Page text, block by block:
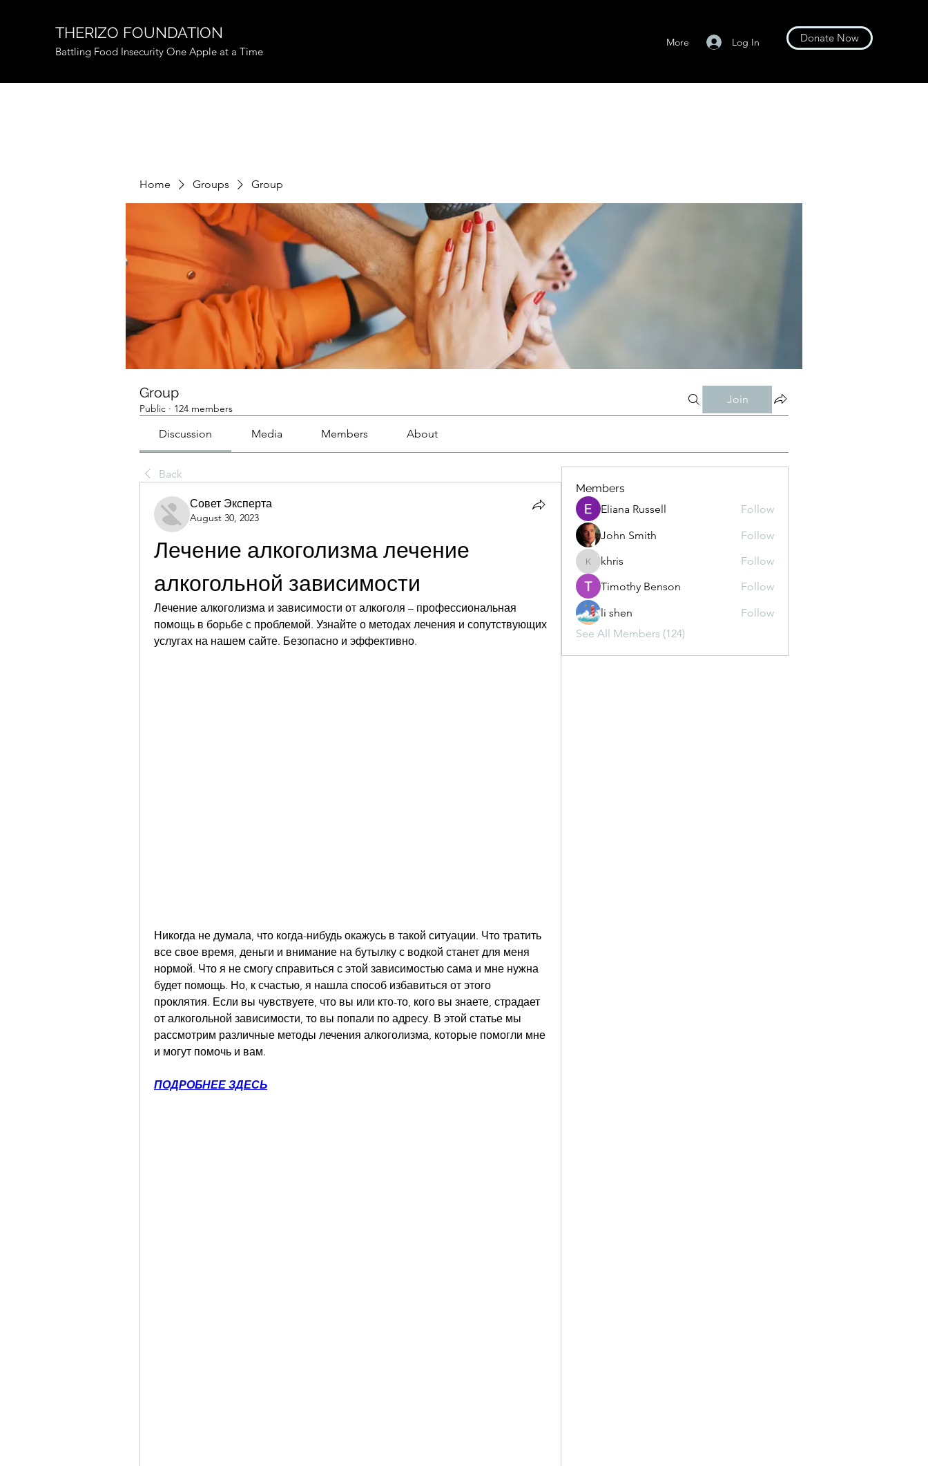
THERIZO FOUNDATION
Battling Food Insecurity One Apple at a Time
Log In
More Donate Now
Home Groups Group
Group
Public · 124 members
Join
Discussion Media Members About
Back
Совет Эксперта
August 30, 2023
Лечение алкоголизма лечение
алкогольной зависимости
Лечение алкоголизма и зависимости от алкоголя – профессиональная
помощь в борьбе с проблемой. Узнайте о методах лечения и сопутствующих
услугах на нашем сайте. Безопасно и эффективно.
Никогда не думала, что когда-нибудь окажусь в такой ситуации. Что тратить
все свое время, деньги и внимание на бутылку с водкой станет для меня
нормой. Что я не смогу справиться с этой зависимостью сама и мне нужна
будет помощь. Но, к счастью, я нашла способ избавиться от этого
проклятия. Если вы чувствуете, что вы или кто-то, кого вы знаете, страдает
от алкогольной зависимости, то вы попали по адресу. В этой статье мы
рассмотрим различные методы лечения алкоголизма, которые помогли мне
и могут помочь и вам.
ПОДРОБНЕЕ ЗДЕСЬ
Members
Eliana Russell
Follow
John Smith
Follow
khris
khris
Follow
Timothy Benson
Follow
li shen
Follow
See All Members (124)